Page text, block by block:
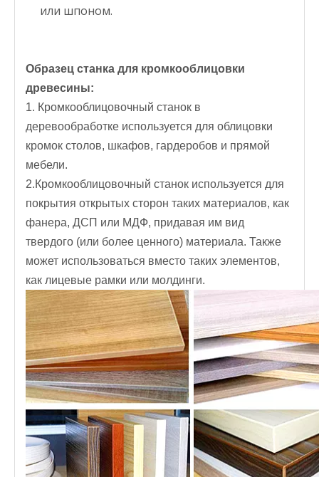
или шпоном.
Образец станка для кромкооблицовки
древесины:
1. Кромкооблицовочный станок в
деревообработке используется для облицовки
кромок столов, шкафов, гардеробов и прямой
мебели.
2.Кромкооблицовочный станок используется для
покрытия открытых сторон таких материалов, как
фанера, ДСП или МДФ, придавая им вид
твердого (или более ценного) материала. Также
может использоваться вместо таких элементов,
как лицевые рамки или молдинги.